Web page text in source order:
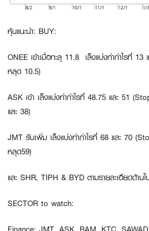
หุ้นแนะนำ: BUY:
ONEE เข้าเมื่อทะลุ 11.8 เล็งแบ่งทำกำไรที่
หลุด 10.5)
ASK เข้า เล็งแบ่งทำกำไรที่ 48.75 และ 51
และ 38)
JMT รับเพิ่ม เล็งแบ่งทำกำไรที่ 68 และ 70
หลุด59)
และ SHR, TIPH &BYD ตามรายละเอียดด้าน
SECTOR to watch: